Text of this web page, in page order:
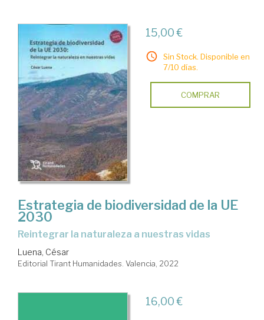
15,00 €
Sin Stock. Disponible en
7/10 días.
COMPRAR
Estrategia de biodiversidad de la UE
2030
reintegrar la naturaleza a nuestras vidas
Luena, César
Editorial Tirant Humanidades. Valencia, 2022
16,00 €